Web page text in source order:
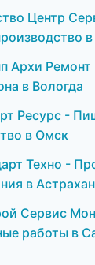
Центр
Архи
в Вологда
Ресурс -
в Омск
Техно -
в
Сервис
работы в